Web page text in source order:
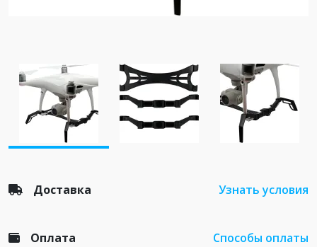
Доставка Узнать условия
Оплата Способы оплаты